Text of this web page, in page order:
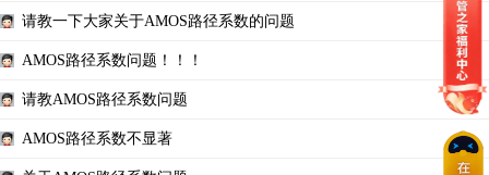
请教一下大家关于AMOS路径系数的问题
AMOS路径系数问题！！！
请教AMOS路径系数问题
AMOS路径系数不显著